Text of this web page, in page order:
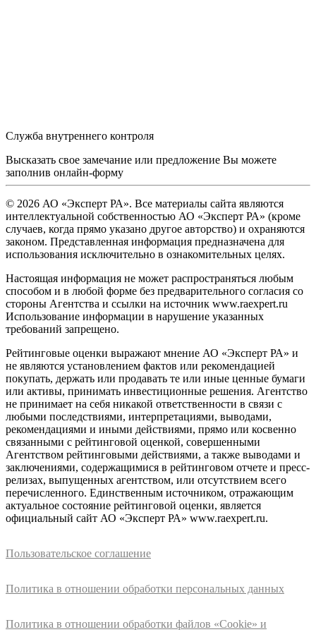
Служба внутреннего контроля
Высказать свое замечание или предложение Вы можете
заполнив онлайн-форму
© 2026 АО «Эксперт РА». Все материалы сайта являются
интеллектуальной собственностью АО «Эксперт РА» (кроме
случаев, когда прямо указано другое авторство) и охраняются
законом. Представленная информация предназначена для
использования исключительно в ознакомительных целях.
Настоящая информация не может распространяться любым
способом и в любой форме без предварительного согласия со
стороны Агентства и ссылки на источник www.raexpert.ru
Использование информации в нарушение указанных
требований запрещено.
Рейтинговые оценки выражают мнение АО «Эксперт РА» и
не являются установлением фактов или рекомендацией
покупать, держать или продавать те или иные ценные бумаги
или активы, принимать инвестиционные решения. Агентство
не принимает на себя никакой ответственности в связи с
любыми последствиями, интерпретациями, выводами,
рекомендациями и иными действиями, прямо или косвенно
связанными с рейтинговой оценкой, совершенными
Агентством рейтинговыми действиями, а также выводами и
заключениями, содержащимися в рейтинговом отчете и пресс-
релизах, выпущенных агентством, или отсутствием всего
перечисленного. Единственным источником, отражающим
актуальное состояние рейтинговой оценки, является
официальный сайт АО «Эксперт РА» www.raexpert.ru.
Пользовательское соглашение
Политика в отношении обработки персональных данных
Политика в отношении обработки файлов «Cookie» и